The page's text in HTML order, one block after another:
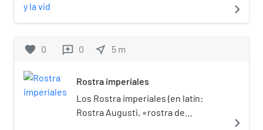
donde crecen una higuera, un olivo y
navigate_next
favorite 0 reviews 0 near_me 5 m
Rostra imperiales
Los Rostra imperiales (en latín:
Rostra Augusti, «rostra de
navigate_next